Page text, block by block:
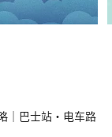
｜巴士站・电车路